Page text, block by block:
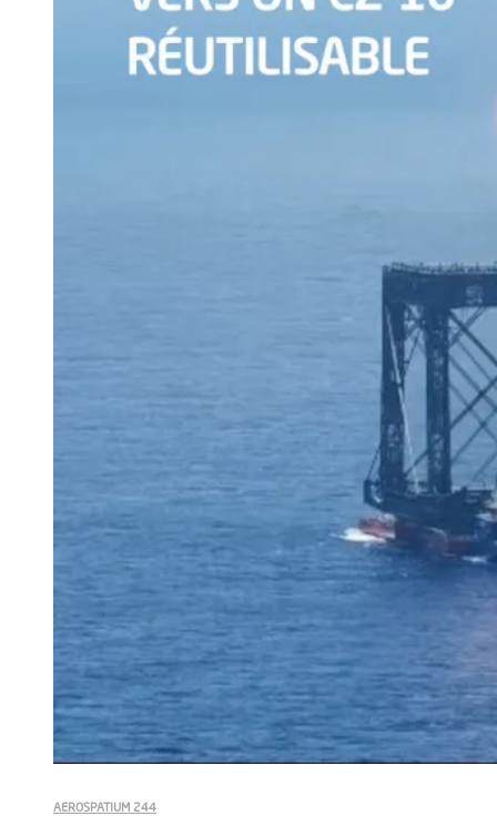
AEROSPATIUM 244